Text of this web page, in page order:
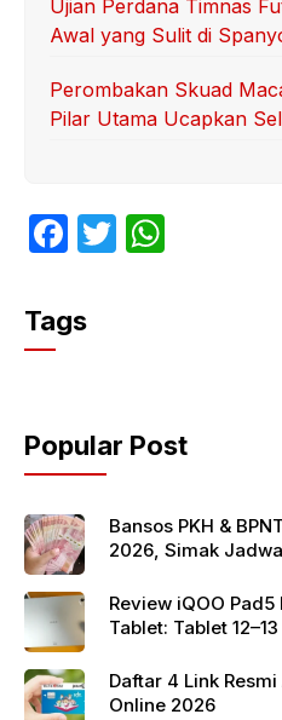
Ujian Perdana Timnas
Awal yang Sulit di
Perombakan Skuad
Pilar Utama Ucapkan
F
c
e
o
o
k
T
p
p
Tags
Popular Post
Bansos PKH &
2026, Simak
Review iQOO
Tablet: Tablet
Daftar 4 Link
Online 2026